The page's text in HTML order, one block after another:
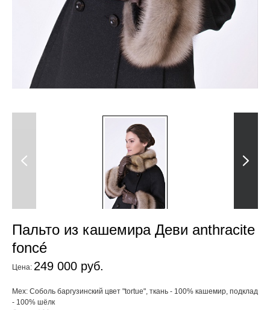
Previous Next
Пальто из кашемира Деви anthracite
foncé
Цена: 249 000 руб.
Мех: Соболь баргузинский цвет "tortue", ткань - 100% кашемир, подклад
- 100% шёлк